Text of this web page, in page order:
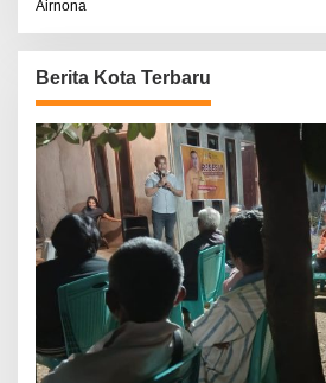
Airnona
Berita Kota Terbaru